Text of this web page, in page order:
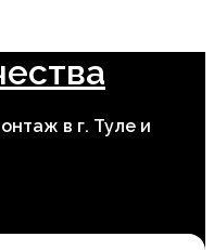
в г. Туле и